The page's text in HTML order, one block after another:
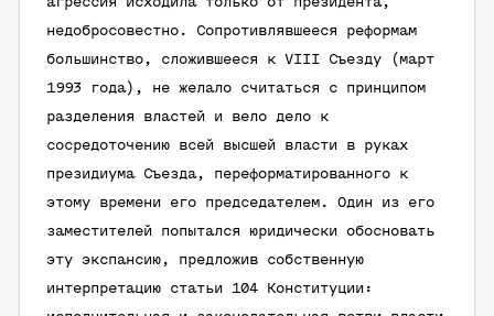
недобросовестно. Сопротивлявшееся реформам
большинство, сложившееся к VIII Съезду (март
1993 года), не желало считаться с принципом
разделения властей и вело дело к
сосредоточению всей высшей власти в руках
президиума Съезда, переформатированного к
этому времени его председателем. Один из его
заместителей попытался юридически обосновать
эту экспансию, предложив собственную
интерпретацию статьи 104 Конституции: